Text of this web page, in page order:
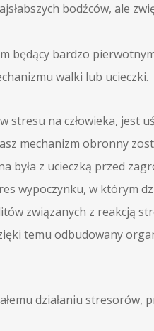
bodźców, ale
będący bardzo
walki lub ucieczki.
na człowieka, jest
mechanizm obronny
z ucieczką przed
wypoczynku, w którym
związanych z reakcją
temu odbudowany
działaniu stresorów,